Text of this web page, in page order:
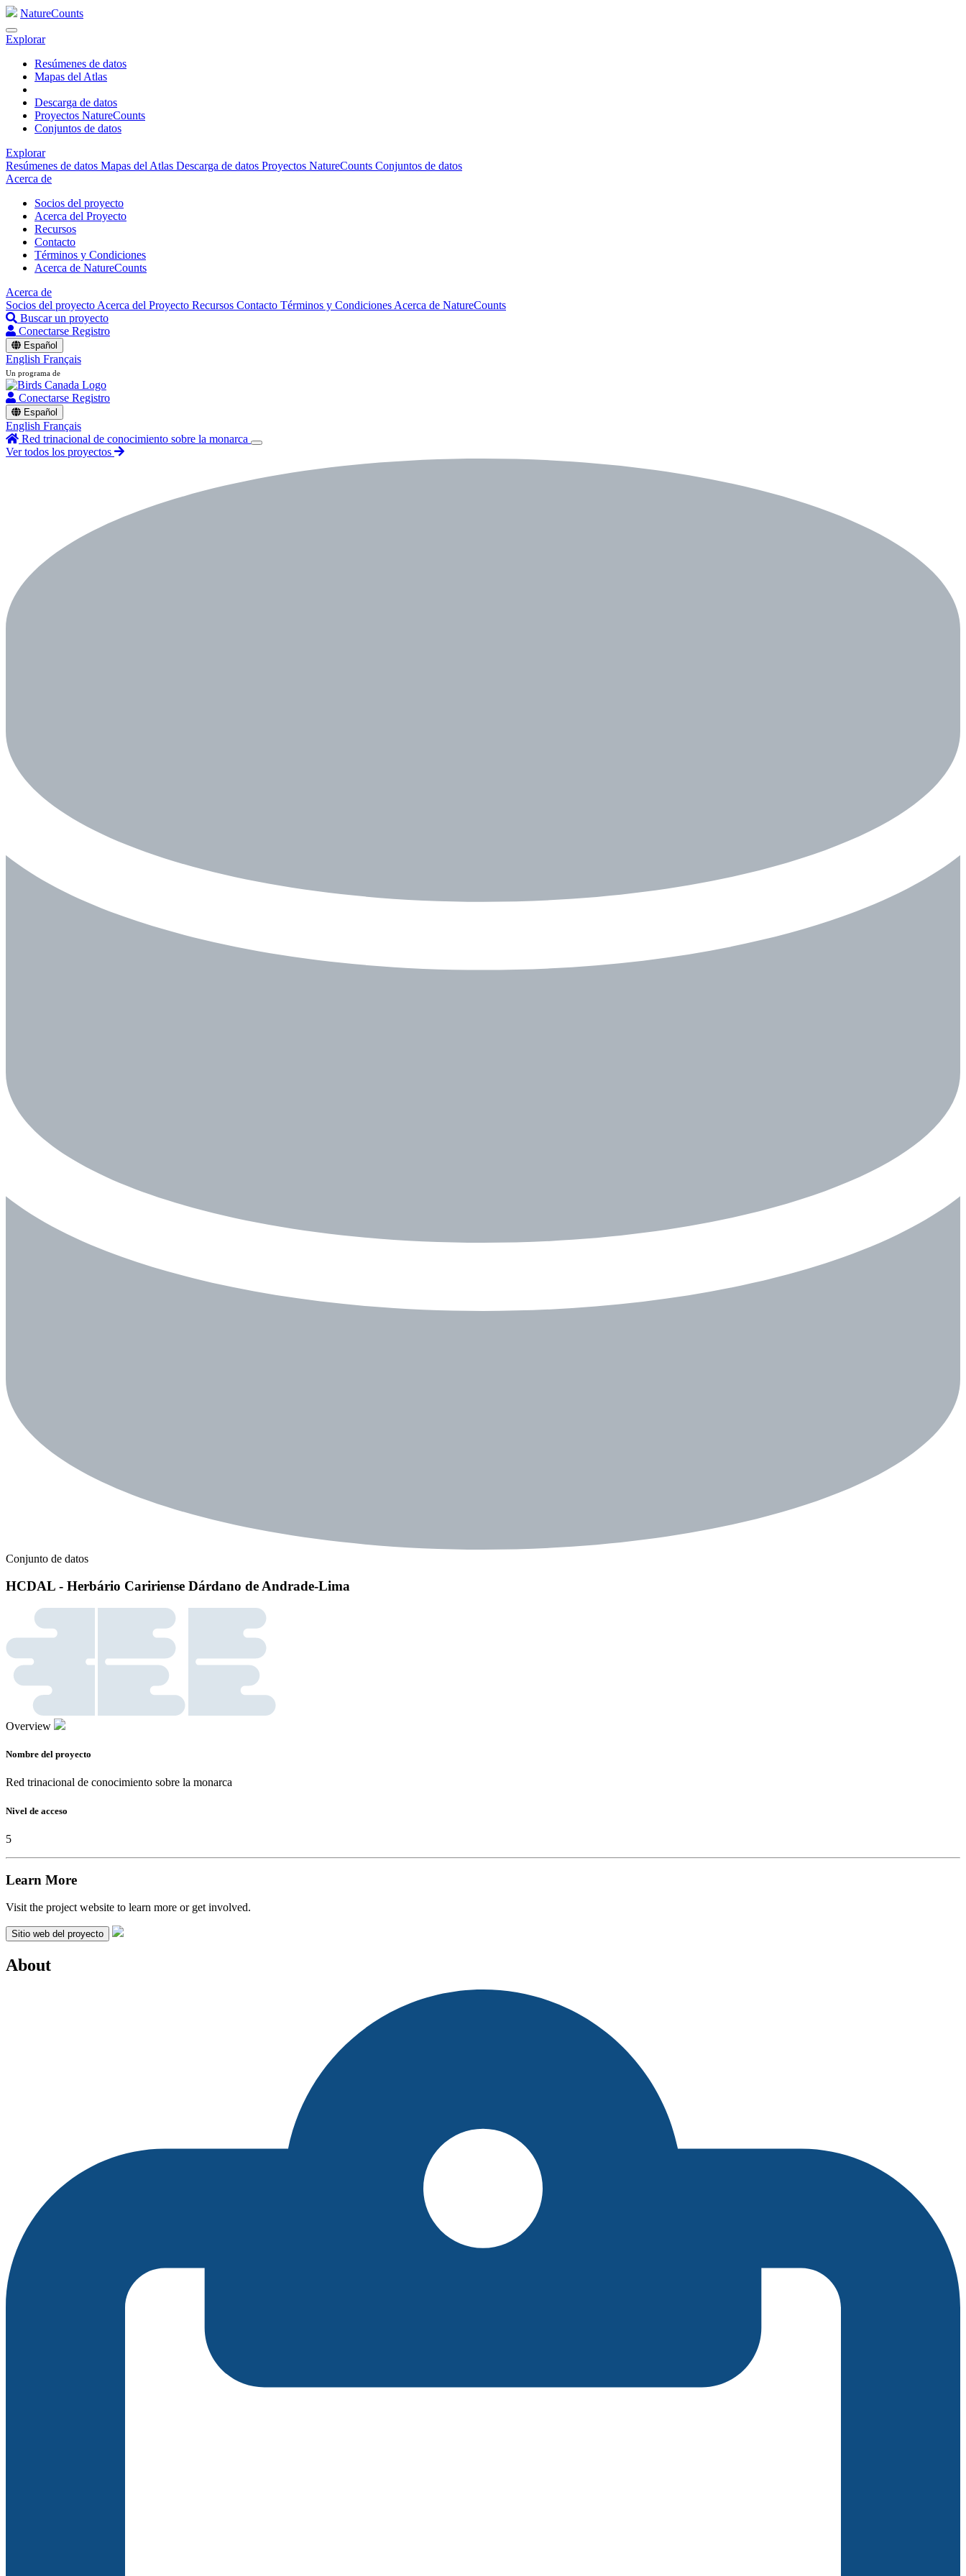
NatureCounts
Explorar
Resúmenes de datos
Mapas del Atlas
Descarga de datos
Proyectos NatureCounts
Conjuntos de datos
Explorar
Resúmenes de datos Mapas del Atlas Descarga de datos Proyectos NatureCounts Conjuntos de datos
Acerca de
Socios del proyecto
Acerca del Proyecto
Recursos
Contacto
Términos y Condiciones
Acerca de NatureCounts
Acerca de
Socios del proyecto Acerca del Proyecto Recursos Contacto Términos y Condiciones Acerca de NatureCounts
Buscar un proyecto
Conectarse Registro
Español
English Français
Un programa de
Conectarse Registro
Español
English Français
Red trinacional de conocimiento sobre la monarca
Ver todos los proyectos
Conjunto de datos
HCDAL - Herbário Caririense Dárdano de Andrade-Lima
Overview
Nombre del proyecto
Red trinacional de conocimiento sobre la monarca
Nivel de acceso
5
Learn More
Visit the project website to learn more or get involved.
Sitio web del proyecto
About